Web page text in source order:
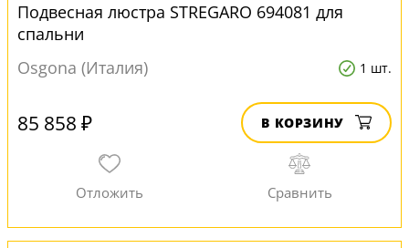
Подвесная люстра STREGARO 694081 для
спальни
Osgona (Италия)
1 шт.
85 858 ₽ В КОРЗИНУ